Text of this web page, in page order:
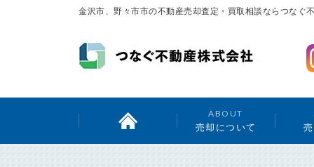
金沢市、野々市市の不動産売却査定・買取相談ならつなぐ
ABOUT
売却について